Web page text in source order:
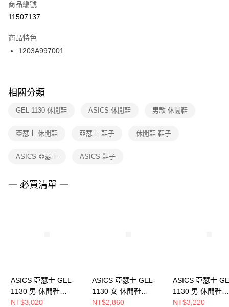
【「AFTEE先享後付」結帳流程】
１．於結帳方式選擇「AFTEE先享後付」後，將跳轉至「AFTEE先享後付」
２．訂單成立數日內，您將收到繳費通知簡訊。
３．收到繳費通知簡訊後14天內，點擊此簡訊中的連結，可透過四大超商／
ATM／網路銀行／等多元方式進行付款，方視為交易完成。
※ 交易是否成功請以「AFTEE先享後付 」之結帳頁面顯示為準，若有關於
是否繳費成功／繳費後需取消欲退款等相關疑問，請聯繫「AFTEE先享後付
客戶支援中心」https://netprotections.freshdesk.com/support/home
１．透過由恩沛科技股份有限公司提供之「AFTEE先享後付」服務完成之交
權轉讓予恩沛科技股份有限公司。
３．未成年的使用者請事先徵得法定代理人或監護人之同意方可使用
「AFTEE先享後付」，若未經同意申辦者引起之損失，本公司不負相關責
宅配
每筆NT$100，滿NT$1,500(含以上)免運費
付款後門市自取
每筆NT$100，滿NT$1,500(含以上)免運費
商品編號
11507137
商品特色
1203A997001
相關分類
GEL-1130 休閒鞋 ASICS 休閒鞋 男款 休閒鞋
亞瑟士 休閒鞋 亞瑟士 鞋子 休閒鞋 鞋子
ASICS 亞瑟士 ASICS 鞋子
一 必買清單 一
ASICS 亞瑟士 GEL-
1130 男 休閒鞋
1203A997100
NT$3,020
ASICS 亞瑟士 GEL-
1130 女 休閒鞋
1202A164119
NT$2,860
ASICS 亞瑟士
1130 男 休閒鞋
1201A933100
NT$3,220